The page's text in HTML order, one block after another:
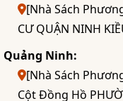
[Nhà Sách
CƯ QUẬN NINH
Quảng Ninh:
[Nhà Sách
Cột Đồng Hồ